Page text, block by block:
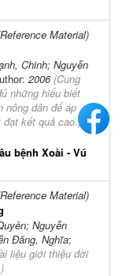
Material)
bệnh Xoài - Vú
Chinh; Nguyễn
2006(Cung
những hiểu biết
nông dân để áp
kết quả cao.)
Material)
Nguyễn
Đăng, Nghĩa;
liệu giới thiệu đời
)